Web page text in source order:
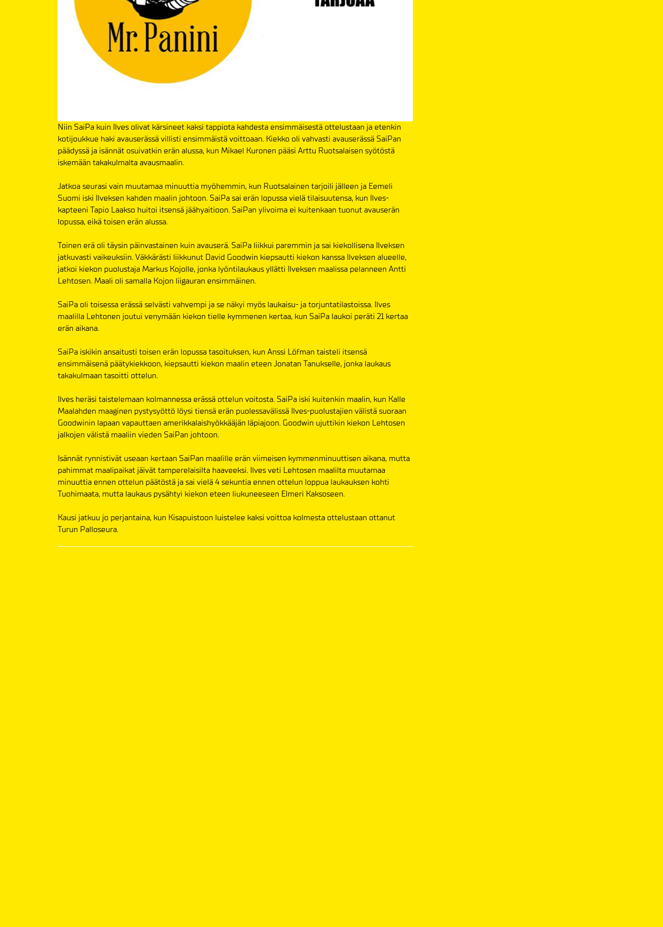
Niin SaiPa kuin Ilves olivat kärsineet kaksi tappiota kahdesta ensimmäisestä ottelustaan ja etenkin
kotijoukkue haki avauserässä villisti ensimmäistä voittoaan. Kiekko oli vahvasti avauserässä SaiPan
päädyssä ja isännät osuivatkin erän alussa, kun Mikael Kuronen pääsi Arttu Ruotsalaisen syötöstä
iskemään takakulmalta avausmaalin.
Jatkoa seurasi vain muutamaa minuuttia myöhemmin, kun Ruotsalainen tarjoili jälleen ja Eemeli
Suomi iski Ilveksen kahden maalin johtoon. SaiPa sai erän lopussa vielä tilaisuutensa, kun Ilves-
kapteeni Tapio Laakso huitoi itsensä jäähyaitioon. SaiPan ylivoima ei kuitenkaan tuonut avauserän
lopussa, eikä toisen erän alussa.
Toinen erä oli täysin päinvastainen kuin avauserä. SaiPa liikkui paremmin ja sai kiekollisena Ilveksen
jatkuvasti vaikeuksiin. Väkkärästi liikkunut David Goodwin kiepsautti kiekon kanssa Ilveksen alueelle,
jatkoi kiekon puolustaja Markus Kojolle, jonka lyöntilaukaus yllätti Ilveksen maalissa pelanneen Antti
Lehtosen. Maali oli samalla Kojon liigauran ensimmäinen.
SaiPa oli toisessa erässä selvästi vahvempi ja se näkyi myös laukaisu- ja torjuntatilastoissa. Ilves
maalilla Lehtonen joutui venymään kiekon tielle kymmenen kertaa, kun SaiPa laukoi peräti 21 kertaa
erän aikana.
SaiPa iskikin ansaitusti toisen erän lopussa tasoituksen, kun Anssi Löfman taisteli itsensä
ensimmäisenä päätykiekkoon, kiepsautti kiekon maalin eteen Jonatan Tanukselle, jonka laukaus
takakulmaan tasoitti ottelun.
Ilves heräsi taistelemaan kolmannessa erässä ottelun voitosta. SaiPa iski kuitenkin maalin, kun Kalle
Maalahden maaginen pystysyöttö löysi tiensä erän puolessavälissä Ilves-puolustajien välistä suoraan
Goodwinin lapaan vapauttaen amerikkalaishyökkääjän läpiajoon. Goodwin ujuttikin kiekon Lehtosen
jalkojen välistä maaliin vieden SaiPan johtoon.
Isännät rynnistivät useaan kertaan SaiPan maalille erän viimeisen kymmenminuuttisen aikana, mutta
pahimmat maalipaikat jäivät tamperelaisilta haaveeksi. Ilves veti Lehtosen maalilta muutamaa
minuuttia ennen ottelun päätöstä ja sai vielä 4 sekuntia ennen ottelun loppua laukauksen kohti
Tuohimaata, mutta laukaus pysähtyi kiekon eteen liukuneeseen Elmeri Kaksoseen.
Kausi jatkuu jo perjantaina, kun Kisapuistoon luistelee kaksi voittoa kolmesta ottelustaan ottanut
Turun Palloseura.